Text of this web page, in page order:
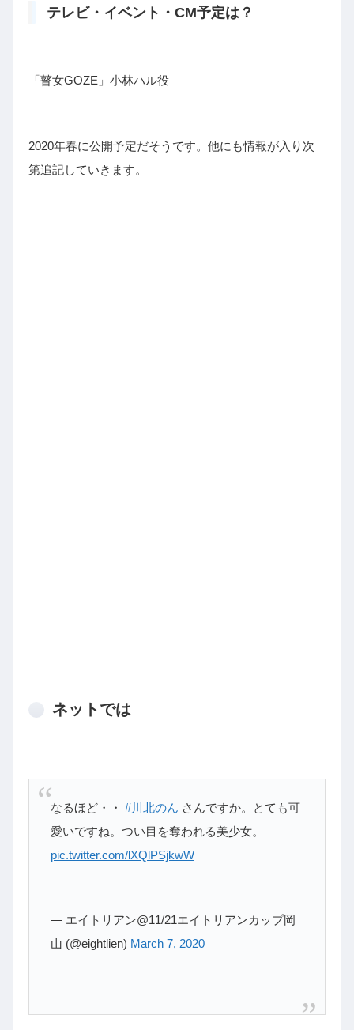
テレビ・イベント・CM予定は？
「瞽女GOZE」小林ハル役
2020年春に公開予定だそうです。他にも情報が入り次
第追記していきます。
ネットでは
なるほど・・ #川北のん さんですか。とても可
愛いですね。つい目を奪われる美少女。
pic.twitter.com/lXQlPSjkwW
— エイトリアン@11/21エイトリアンカップ岡
山 (@eightlien) March 7, 2020